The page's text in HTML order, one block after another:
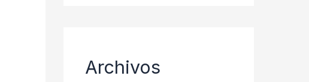
Archivos